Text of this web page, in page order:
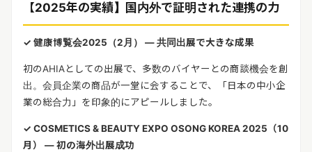
【2025年の実績】国内外で証明された連携の力
✓ 健康博覧会2025 （2月） ―共同出展で大きな成果
初のAHIAとしての出展で、多数のバイヤーとの商談機会を創
出。会員企業の商品が一堂に会することで、「日本の中小企
業の総合力」を印象的にアピールしました。
✓ COSMETICS & BEAUTY EXPO OSONG KOREA 2025 （10
月）
―初の海外出展成功